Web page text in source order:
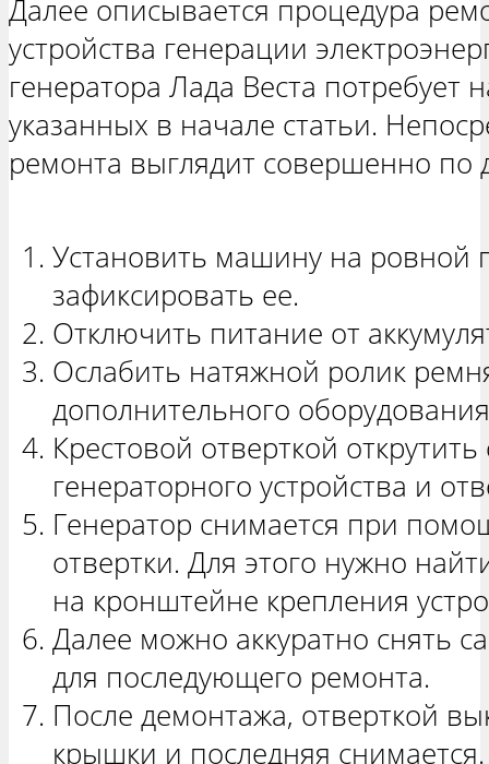
Далее описывается процедура
устройства генерации
генератора Лада Веста потребует
указанных в начале статьи.
ремонта выглядит совершенно по
Установить машину на ровной
зафиксировать ее.
Отключить питание от
Ослабить натяжной ролик
дополнительного
Крестовой отверткой
генераторного устройства и
Генератор снимается при
отвертки. Для этого нужно
на кронштейне крепления
Далее можно аккуратно снять
для последующего ремонта.
После демонтажа, отверткой
крышки и последняя снимается.